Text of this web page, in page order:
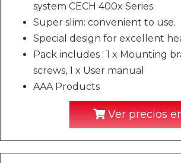
system CECH 400x Series.
Super slim: convenient to use.
Special design for excellent
Pack includes : 1 x Mounting
screws, 1 x User manual
AAA Products
Ver precios